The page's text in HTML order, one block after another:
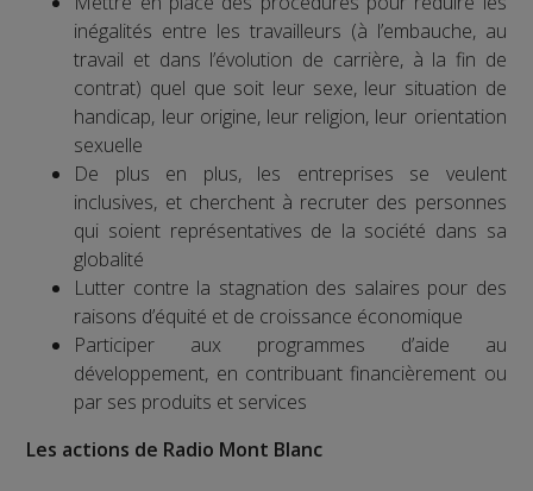
inégalités entre les travailleurs (à l’embauche, au
travail et dans l’évolution de carrière, à la fin de
contrat) quel que soit leur sexe, leur situation de
handicap, leur origine, leur religion, leur orientation
sexuelle
De plus en plus, les entreprises se veulent
inclusives, et cherchent à recruter des personnes
qui soient représentatives de la société dans sa
globalité
Lutter contre la stagnation des salaires pour des
raisons d’équité et de croissance économique
Participer aux programmes d’aide au
développement, en contribuant financièrement ou
par ses produits et services
Les actions de Radio Mont Blanc